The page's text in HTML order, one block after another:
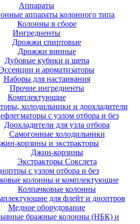
Аппараты
аппараты колонного типа
Колонны в сборе
Ингредиенты
Дрожжи спиртовые
Дрожжи винные
Дубовые кубики и щепа
и ароматизаторы
Наборы для настаивания
Прочие ингредиенты
Комплектующие
холодильники и доохладители
с узлом отбора и без
Доохладители для узла отбора
Самогонные холодильники
корзины и экстракторы
Джин-корзины
Экстракторы Сокслета
с узлом отбора и без
колонны и комплектующие
Колпачковые колонны
для флейт и диоптров
Медное оборудование
бражные колонны (НБК) и